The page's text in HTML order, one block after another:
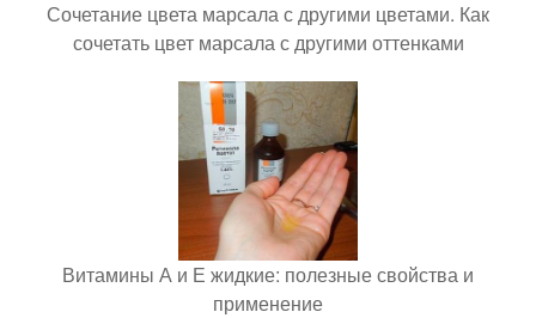
Сочетание цвета марсала с другими цветами. Как
сочетать цвет марсала с другими оттенками
Витамины А и Е жидкие: полезные свойства и
применение